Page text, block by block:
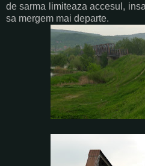
de sarma limiteaza accesul,
sa mergem mai departe.